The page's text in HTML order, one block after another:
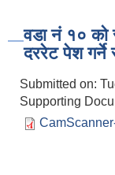
वडा नं १० को
दररेट पेश
Submitted on:
Supporting